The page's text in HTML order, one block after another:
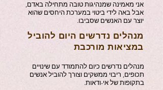
אני מאמינה שמנהיגות טובה מתחילה באדם,
אבל באה לידי ביטוי במערכת היחסים שהוא
יוצר עם האנשים שסביבו.
מנהלים נדרשים היום להוביל
במציאות מורכבת
מנהלים נדרשים כיום להתמודד עם שינויים
תכופים, ריבוי ממשקים וצורך להוביל אנשים
בתקופות של אי-ודאות.